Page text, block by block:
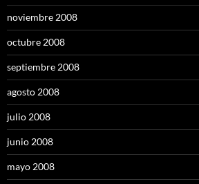
noviembre 2008
octubre 2008
septiembre 2008
agosto 2008
julio 2008
junio 2008
mayo 2008